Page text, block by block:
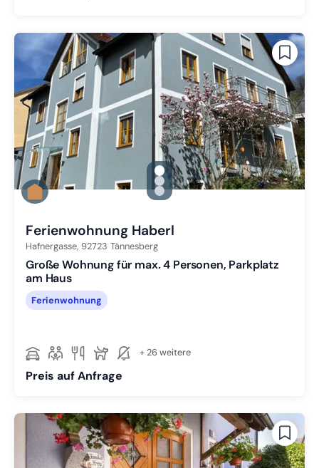
gallery.slide_selector
Zu Slide 1 wechseln
Zu Slide 2 wechseln
Zu Slide 3 wechseln
Ferienwohnung Haberl
Hafnergasse, 92723 Tännesberg
Große Wohnung für max. 4 Personen, Parkplatz
am Haus
Ferienwohnung
+ 26 weitere
Preis auf Anfrage